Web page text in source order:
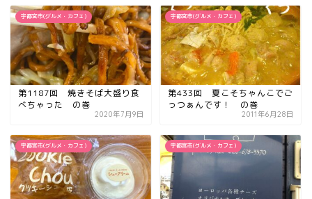
宇都宮市(グルメ・カフェ)
第1187回 焼きそば大盛り食
べちゃった の巻
2020年7月9日
宇都宮市(グルメ・カフェ)
第433回 夏こそちゃんこでご
っつぁんです！ の巻
2011年6月28日
宇都宮市(グルメ・カフェ) 宇都宮市(グルメ・カフェ)